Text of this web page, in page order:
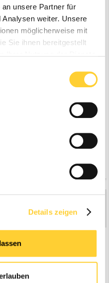
unsere Partner für
weiter. Unsere
möglicherweise mit
Sie ihnen bereitgestellt
Details zeigen
2
in-kommunen-der-pfalz-